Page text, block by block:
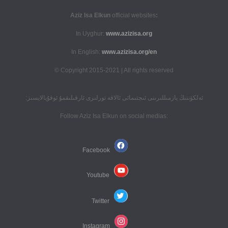
:Aziz Isa Elkun
official websites
In Uyghur: www.azizisa.org
In English: www.azizisa.org/en
Copyright 2015-2021 | All rights reserved ©
ئەلكۈننىڭ يازمىللىرىنى ئىجتىمائى ئالاقە تورلىرى ئارقىلىقمۇ ئوقۇيالايسىز:
:Follow Aziz Isa Elkun on social medias